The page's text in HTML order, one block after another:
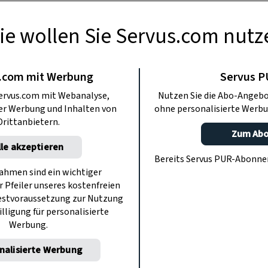
von
Palmbuschen und Haselzweige zu
geschmückt. Man kann aus den
Nester oder Eierbecher basteln.
wollen Sie Servus.com
mit Werbung
mit Webanalyse,
Werbung und Inhalten von
akzeptieren
sind ein wichtiger
unseres kostenfreien
zur Nutzung
für personalisierte
Werbung.
Werbung
Servus
Nutzen Sie die Abo-
ohne personalisierte
Zum
Bereits Servus PUR-